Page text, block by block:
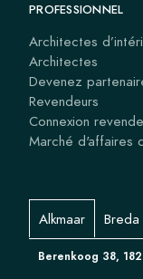
PROFESSIONNEL
Architectes
Architectes
Devenez
Revendeurs
Connexion
Marché d'affaires
Alkmaar Breda
Berenkoog 38,